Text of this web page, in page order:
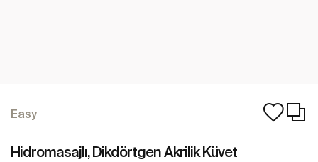
Easy
Hidromasajlı, Dikdörtgen Akrilik Küvet